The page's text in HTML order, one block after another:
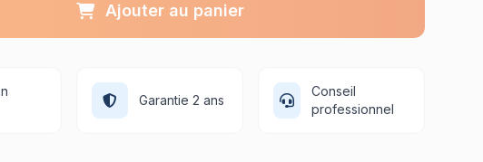
Ajouter au panier
Garantie 2 ans
Conseil
professionnel